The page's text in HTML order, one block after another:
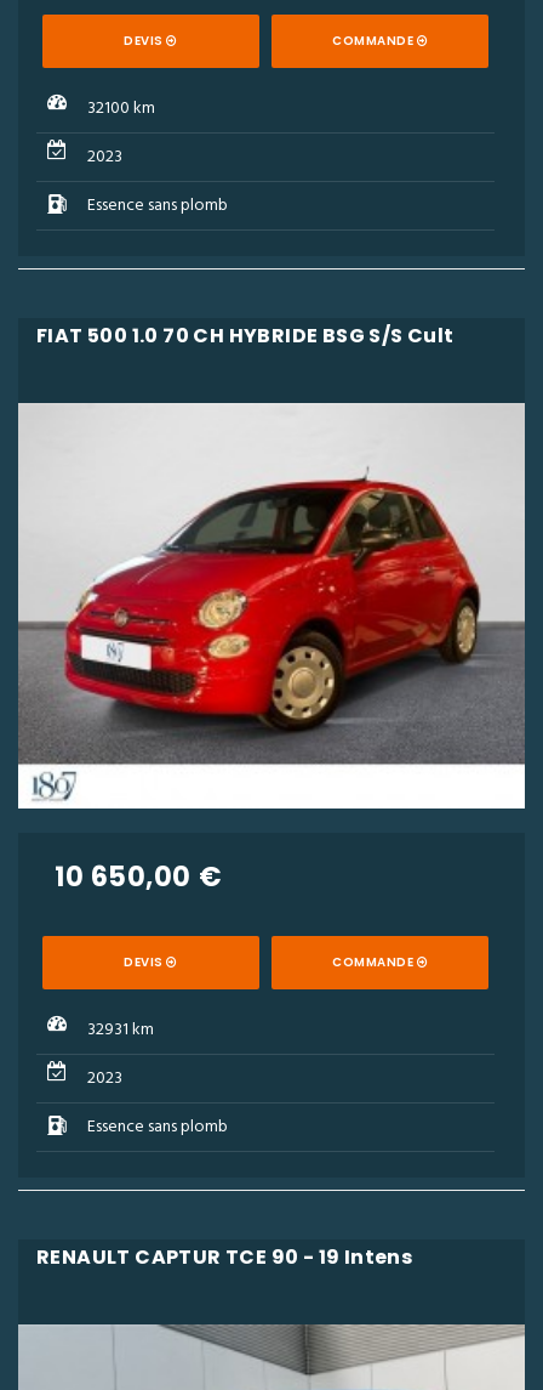
DEVIS COMMANDE
32100 km
2023
Essence sans plomb
FIAT 500 1.0 70 CH HYBRIDE BSG S/S Cult
10 650,00 €
DEVIS COMMANDE
32931 km
2023
Essence sans plomb
RENAULT CAPTUR TCE 90 - 19 Intens